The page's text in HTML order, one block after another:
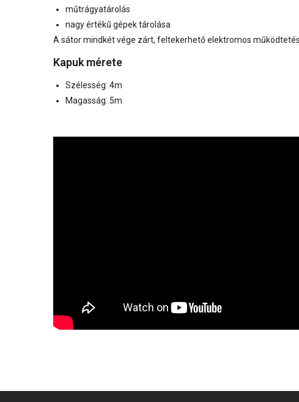
műtrágyatárolás
nagy értékű gépek tárolása
A sátor mindkét vége zárt, feltekerhető elektromos
Kapuk mérete
Szélesség: 4m
Magasság: 5m